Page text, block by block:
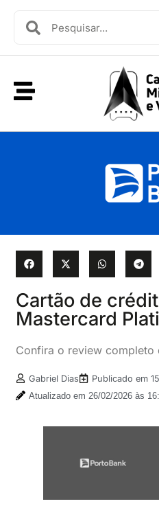
Cartão de
Mastercard
Confira o review completo
Gabriel Dias Publicado em
Atualizado em 26/02/2026 às